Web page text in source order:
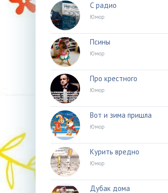
С радио
Юмор
Псины
Юмор
Про крестного
Юмор
Вот и зима пришла
Юмор
Курить вредно
Юмор
Дубак дома